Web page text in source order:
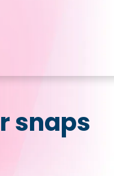
snaps